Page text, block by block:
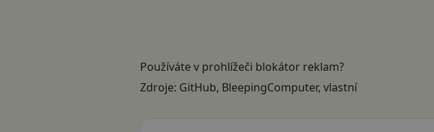
Používáte v prohlížeči blokátor reklam?
Zdroje: GitHub, BleepingComputer, vlastní